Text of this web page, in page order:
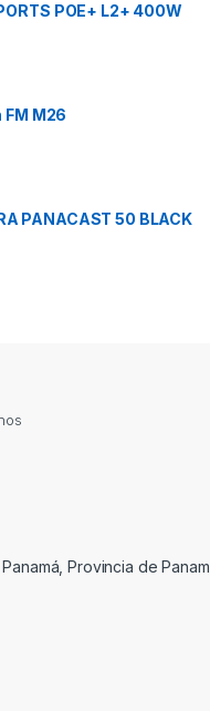
POE+ L2+ 400W
M26
PANACAST 50 BLACK
Provincia de